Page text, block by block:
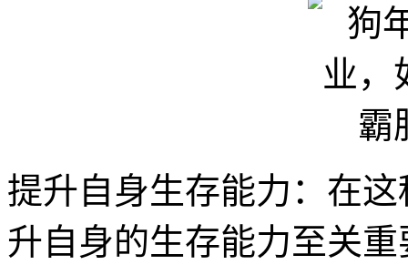
提升自身生存能力：在
升自身的生存能力至关